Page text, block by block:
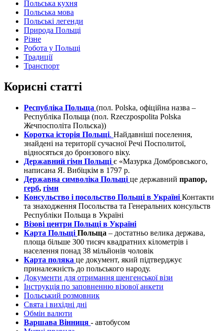
Польська кухня
Польська мова
Польські легенди
Природа Польщі
Різне
Робота у Польщі
Традиції
Транспорт
Корисні статті
Республіка Польща (пол. Polska, офіційна назва –
Республіка Польща (пол. Rzeczpospolita Polska
Жечпосполіта Польска))
Коротка історія Польщі. Найдавніші поселення,
знайдені на території сучасної Речі Посполитої,
відносяться до бронзового віку.
Державний гімн Польщі є «Мазурка Домбровського,
написана Я. Вибіцкім в 1797 р.
Державна символіка Польщі це державний прапор,
герб, гімн
Консульство і посольство Польщі в Україні Контакти
та знаходження Посольства та Генеральних консульств
Республіки Польща в Україні
Візові центри Польщі в Україні
Карта Польщі Польща – достатньо велика держава,
площа більше 300 тисяч квадратних кілометрів і
населення понад 38 мільйонів чоловік
Карта поляка це документ, який підтверджує
приналежність до польського народу.
Документи для отримання шенгенської візи
Інструкція по заповненню візової анкети
Польський розмовник
Свята і вихідні дні
Обмін валюти
Варшава Вінниця - автобусом